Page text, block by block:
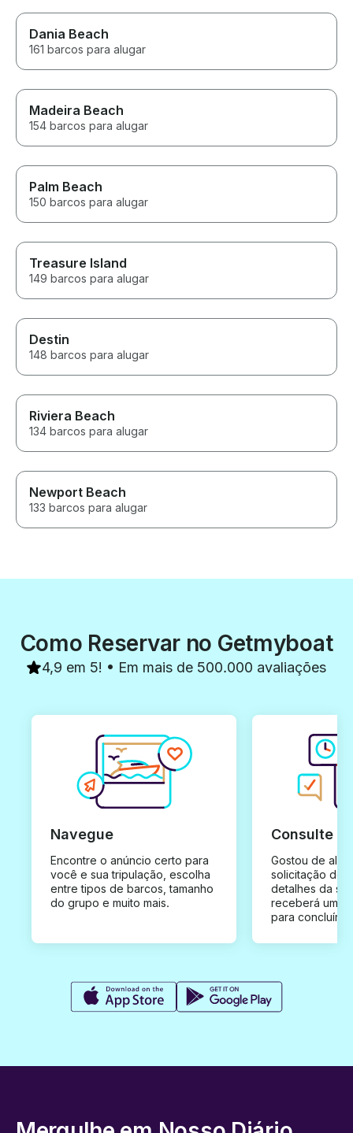
Dania Beach
161 barcos para alugar
Madeira Beach
154 barcos para alugar
Palm Beach
150 barcos para alugar
Treasure Island
149 barcos para alugar
Destin
148 barcos para alugar
Riviera Beach
134 barcos para alugar
Newport Beach
133 barcos para alugar
Como Reservar no Getmyboat
4,9 em 5! • Em mais de 500.000 avaliações
Navegue
Encontre o anúncio certo para
você e sua tripulação, escolha
entre tipos de barcos, tamanho
do grupo e muito mais.
Consulte e
Gostou de
solicitação de
detalhes da
receberá uma
para concluír a